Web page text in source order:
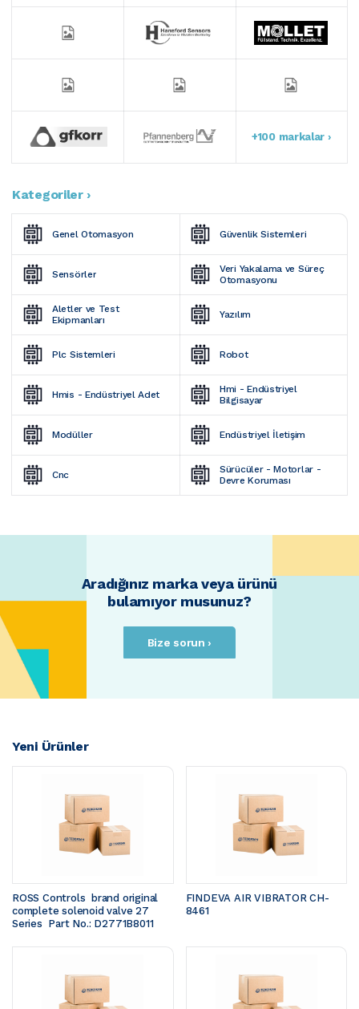
+100 markalar ›
Kategoriler ›
Genel Otomasyon Güvenlik Sistemleri
Sensörler
Veri Yakalama ve Süreç
Otomasyonu
Aletler ve Test
Ekipmanları
Yazılım
Plc Sistemleri Robot
Hmis - Endüstriyel Adet
Hmi - Endüstriyel
Bilgisayar
Modüller Endüstriyel İletişim
Cnc
Sürücüler - Motorlar -
Devre Koruması
Aradığınız marka veya ürünü
bulamıyor musunuz?
Bize sorun ›
Yeni Ürünler
ROSS Controls  brand original
complete solenoid valve 27
Series  Part No.: D2771B8011
FINDEVA AIR VIBRATOR CH-
8461